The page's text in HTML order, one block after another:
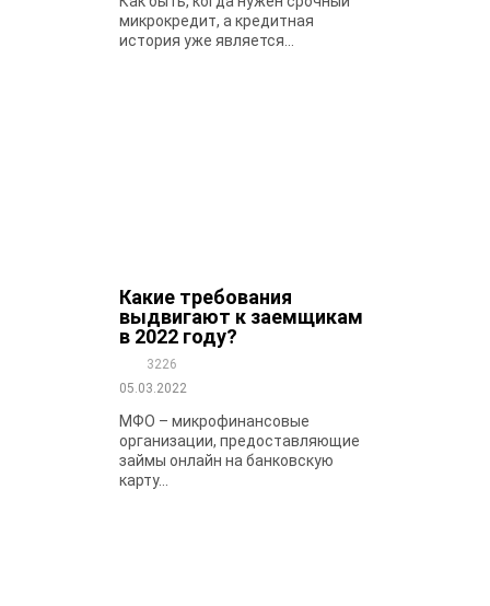
микрокредит, а кредитная
история уже является...
Какие требования
выдвигают к заемщикам
в 2022 году?
3226
05.03.2022
МФО – микрофинансовые
организации, предоставляющие
займы онлайн на банковскую
карту...